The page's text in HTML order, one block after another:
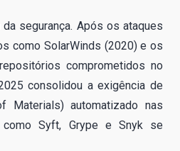
segurança. Após os ataques
como SolarWinds (2020) e os
comprometidos no
consolidou a exigência de
Materials) automatizado nas
como Syft, Grype e Snyk se